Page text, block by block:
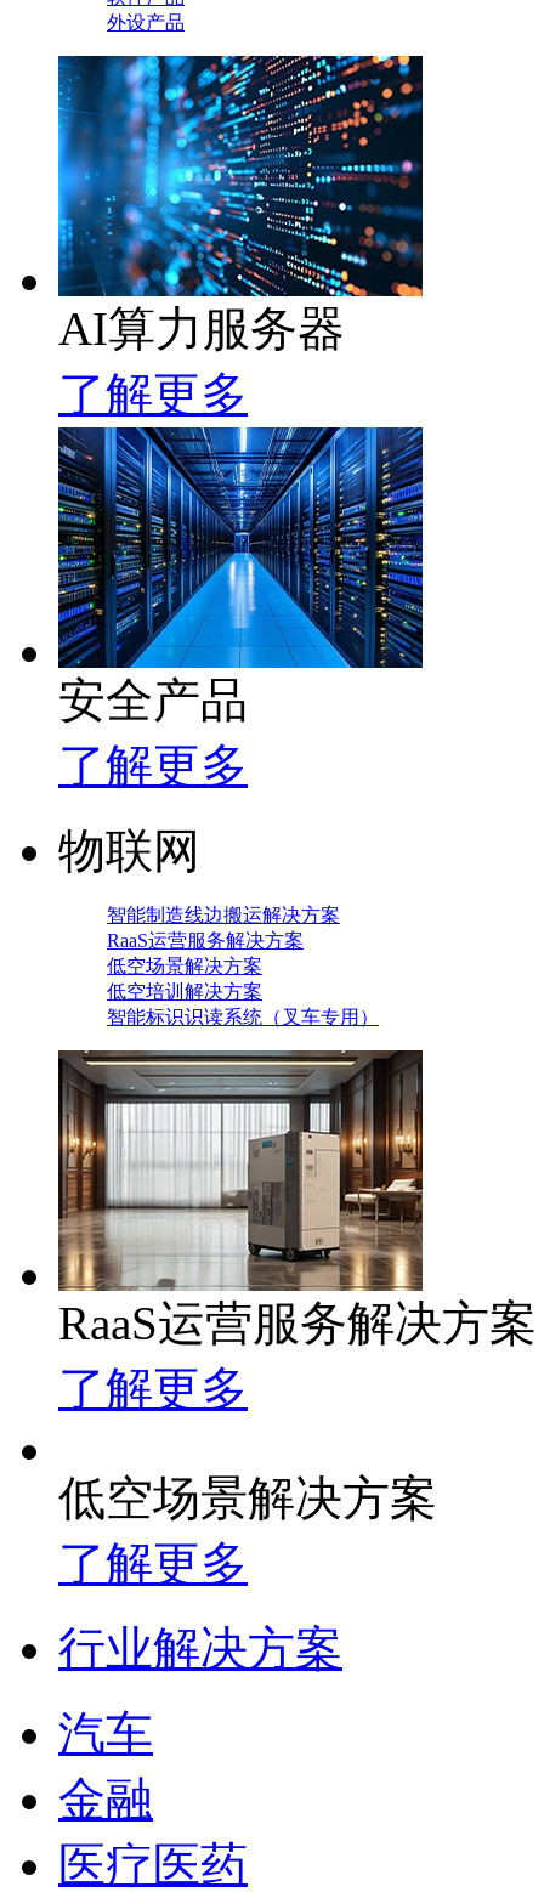
外设产品
AI算力服务器
了解更多
安全产品
了解更多
物联网
智能制造线边搬运解决方案
RaaS运营服务解决方案
低空场景解决方案
低空培训解决方案
智能标识识读系统（叉车专用）
RaaS运营服务解决方案
了解更多
低空场景解决方案
了解更多
行业解决方案
汽车
金融
医疗医药